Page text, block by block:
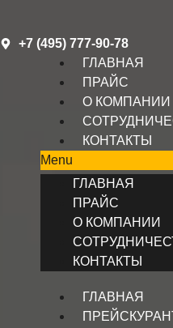
+7 (495) 777-90-78
ГЛАВНАЯ
ПРАЙС
О КОМПАНИИ
КОНТАКТЫ
Menu
ГЛАВНАЯ
ПРАЙС
О КОМПАНИИ
КОНТАКТЫ
ГЛАВНАЯ